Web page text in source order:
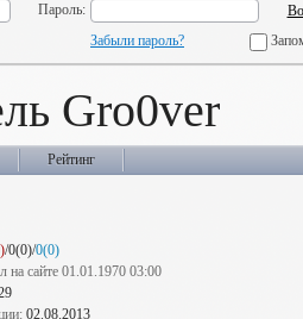
Пароль:
Забыли пароль?
Gro0ver
Рейтинг
/0(0)/0(0)
на сайте 01.01.1970 03:00
02.08.2013